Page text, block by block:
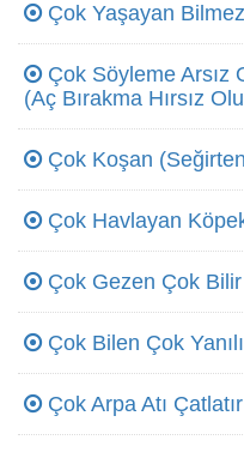
Çok Yaşayan
Çok Söyleme Arsız
(Aç Bırakma Hırsız
Çok Koşan
Çok Havlayan
Çok Gezen Çok Bilir
Çok Bilen Çok
Çok Arpa Atı Çatlatır